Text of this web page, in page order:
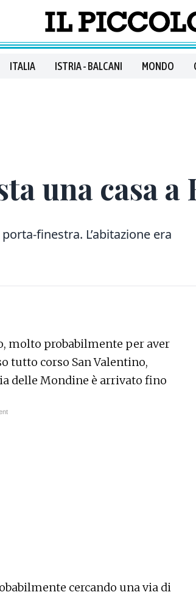
ITALIA ISTRIA - BALCANI MONDO
una casa a
finestra. L’abitazione era
molto probabilmente per aver
tutto corso San Valentino,
delle Mondine è arrivato fino
cercando una via di